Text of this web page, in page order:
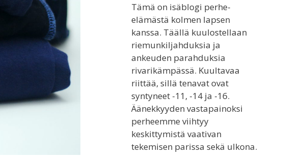
Tämä on isäblogi perhe-
elämästä kolmen lapsen
kanssa. Täällä kuulostellaan
riemunkiljahduksia ja
ankeuden parahduksia
rivarikämpässä. Kuultavaa
riittää, sillä tenavat ovat
syntyneet -11, -14 ja -16.
Äänekkyyden vastapainoksi
perheemme viihtyy
keskittymistä vaativan
tekemisen parissa sekä ulkona.